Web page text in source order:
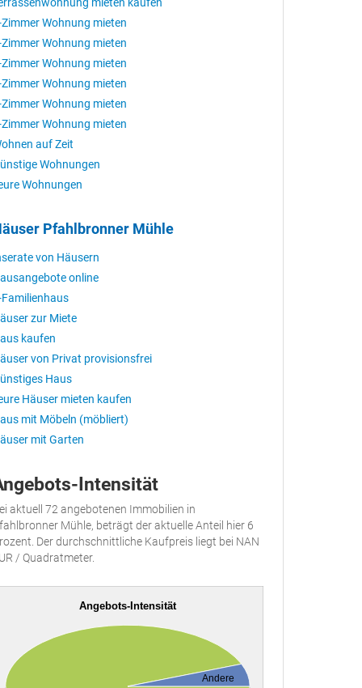
Zimmer Wohnung mieten
Wohnung mieten
Wohnung mieten
Wohnung mieten
Zimmer Wohnung mieten
Zimmer Wohnung mieten
auf Zeit
Wohnungen
Wohnungen
Pfahlbronner Mühle
von Häusern
online
zur Miete
kaufen
von Privat provisionsfrei
Haus
Häuser mieten kaufen
mit Möbeln (möbliert)
mit Garten
Intensität
aktuell 72 angebotenen Immobilien in
Mühle, beträgt der aktuelle Anteil hier 6
Der durchschnittliche Kaufpreis liegt bei NAN
/ Quadratmeter.
Angebots-Intensität
Andere